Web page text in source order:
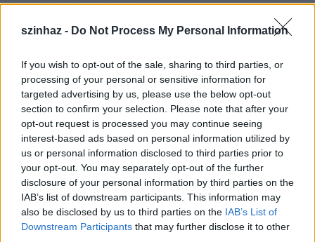
szinhaz - Do Not Process My Personal Information
If you wish to opt-out of the sale, sharing to third parties, or
processing of your personal or sensitive information for
targeted advertising by us, please use the below opt-out
section to confirm your selection. Please note that after your
opt-out request is processed you may continue seeing
interest-based ads based on personal information utilized by
us or personal information disclosed to third parties prior to
your opt-out. You may separately opt-out of the further
disclosure of your personal information by third parties on the
IAB’s list of downstream participants. This information may
also be disclosed by us to third parties on the IAB’s List of
Downstream Participants that may further disclose it to other